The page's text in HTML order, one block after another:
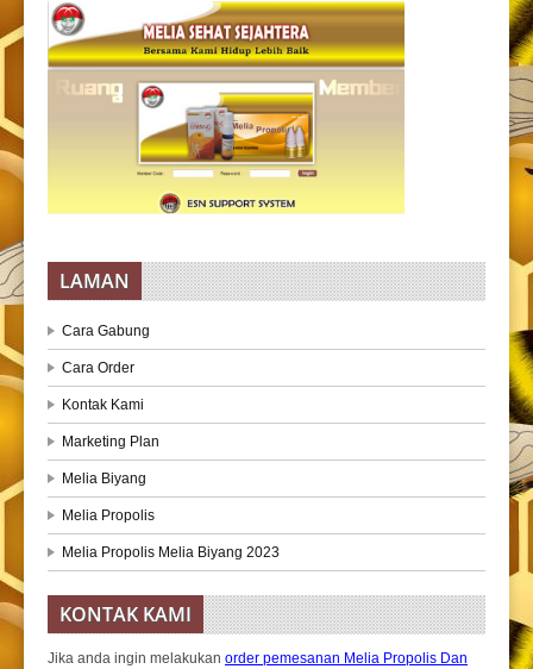
LAMAN
Cara Gabung
Cara Order
Kontak Kami
Marketing Plan
Melia Biyang
Melia Propolis
Melia Propolis Melia Biyang 2023
KONTAK KAMI
Jika anda ingin melakukan order pemesanan Melia Propolis Dan